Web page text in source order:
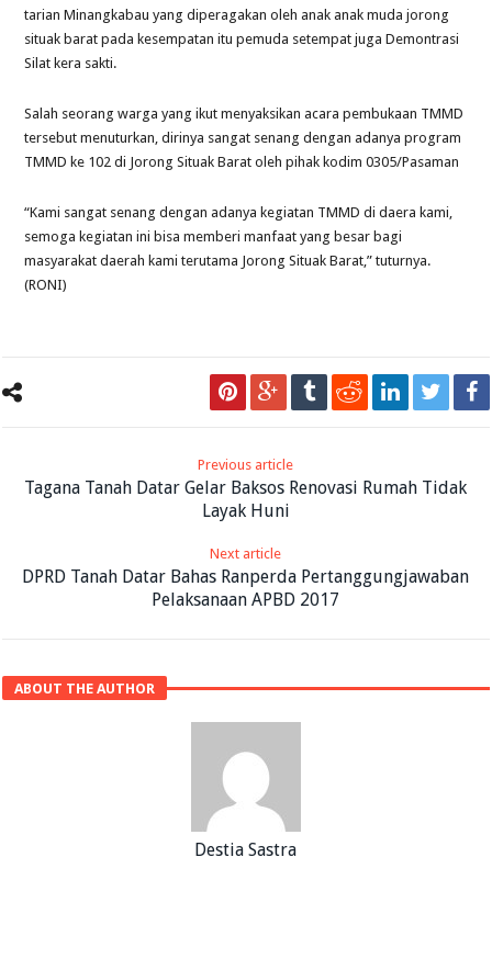
tarian Minangkabau yang diperagakan oleh anak anak muda jorong
situak barat pada kesempatan itu pemuda setempat juga Demontrasi
Silat kera sakti.
Salah seorang warga yang ikut menyaksikan acara pembukaan TMMD
tersebut menuturkan, dirinya sangat senang dengan adanya program
TMMD ke 102 di Jorong Situak Barat oleh pihak kodim 0305/Pasaman
“Kami sangat senang dengan adanya kegiatan TMMD di daera kami,
semoga kegiatan ini bisa memberi manfaat yang besar bagi
masyarakat daerah kami terutama Jorong Situak Barat,” tuturnya.
(RONI)
Previous article
Tagana Tanah Datar Gelar Baksos Renovasi Rumah Tidak
Layak Huni
Next article
DPRD Tanah Datar Bahas Ranperda Pertanggungjawaban
Pelaksanaan APBD 2017
ABOUT THE AUTHOR
Destia Sastra